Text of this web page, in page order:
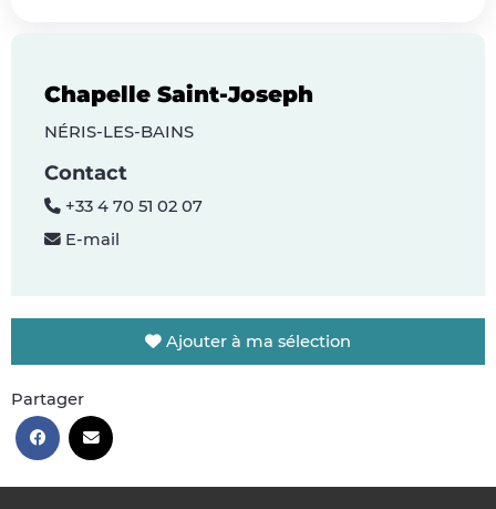
Chapelle Saint-Joseph
NÉRIS-LES-BAINS
Contact
+33 4 70 51 02 07
E-mail
Ajouter à ma sélection
Partager